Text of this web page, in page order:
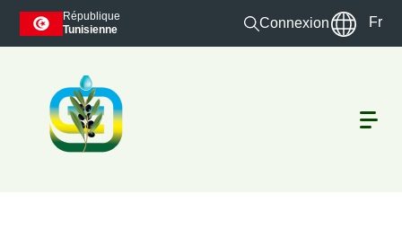
Skip to main content
République
Tunisienne
Connexion Fr